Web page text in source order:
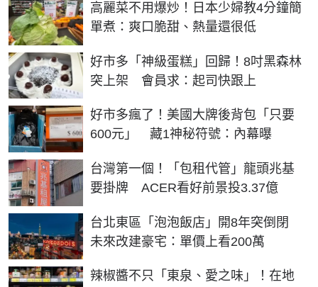
高麗菜不用爆炒！日本少婦教4分鐘簡
單煮：爽口脆甜、熱量還很低
好市多「神級蛋糕」回歸！8吋黑森林
突上架 會員求：起司快跟上
好市多瘋了！美國大牌後背包「只要
600元」 藏1神秘符號：內幕曝
台灣第一個！「包租代管」龍頭兆基
要掛牌 ACER看好前景投3.37億
台北東區「泡泡飯店」開8年突倒閉
未來改建豪宅：單價上看200萬
辣椒醬不只「東泉、愛之味」！在地